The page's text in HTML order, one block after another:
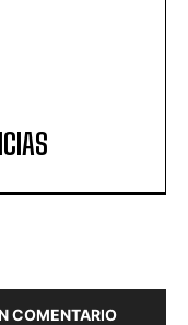
COMENTARIO